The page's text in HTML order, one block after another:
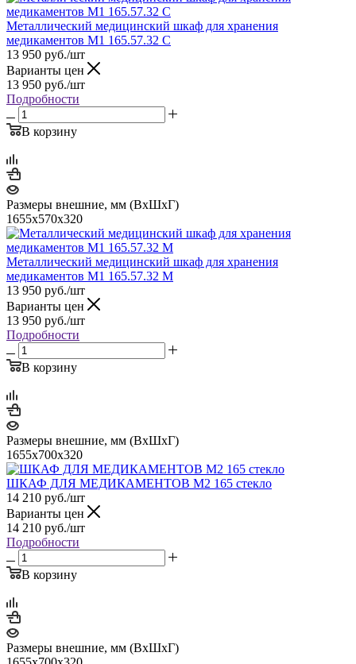
Металлический медицинский шкаф для хранения
медикаментов М1 165.57.32 C
13 950 руб./шт
Варианты цен
13 950 руб./шт
Подробности
В корзину
Размеры внешние, мм (ВхШхГ)
1655х570х320
Металлический медицинский шкаф для хранения
медикаментов М1 165.57.32 М
13 950 руб./шт
Варианты цен
13 950 руб./шт
Подробности
В корзину
Размеры внешние, мм (ВхШхГ)
1655х700х320
ШКАФ ДЛЯ МЕДИКАМЕНТОВ М2 165 стекло
14 210 руб./шт
Варианты цен
14 210 руб./шт
Подробности
В корзину
Размеры внешние, мм (ВхШхГ)